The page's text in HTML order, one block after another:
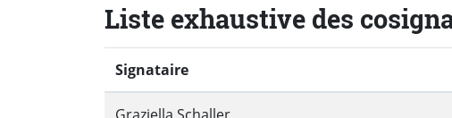
Liste exhaustive des
Signataire